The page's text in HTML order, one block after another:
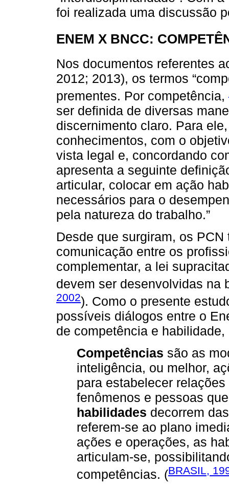
foi realizada uma discussão
ENEM X BNCC:
Nos documentos referentes
2012; 2013), os termos
prementes. Por competência,
ser definida de diversas
discernimento claro. Para
conhecimentos, com o
vista legal e, concordando
apresenta a seguinte
articular, colocar em ação
necessários para o
pela natureza do trabalho.”
Desde que surgiram, os
comunicação entre os
complementar, a lei
devem ser desenvolvidas na
2002). Como o presente
possíveis diálogos entre o
de competência e
Competências são as
inteligência, ou melhor,
para estabelecer
fenômenos e pessoas
habilidades decorrem
referem-se ao plano
ações e operações, as
articulam-se,
competências. (BRASIL,